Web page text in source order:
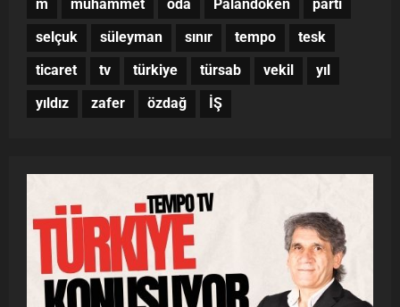
m
muhammet oda Palandöken
parti
selçuk
süleyman sınır tempo
tesk
ticaret
tv türkiye türsab vekil
yıl
yıldız
zafer özdağ İŞ